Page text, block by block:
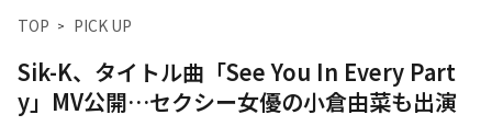
TOP PICK UP
Sik-K、タイトル曲「See You In Every Part
y」MV公開…セクシー女優の小倉由菜も出演